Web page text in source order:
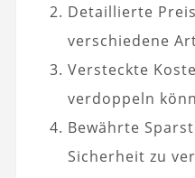
Detaillierte
verschiedene
Versteckte
verdoppeln
Bewährte
Sicherheit zu